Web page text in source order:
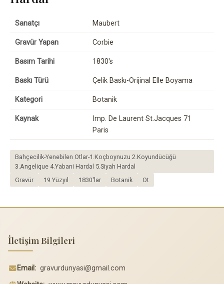
Sanatçı Maubert
Gravür Yapan Corbie
Basım Tarihi 1830's
Baskı Türü Çelik Baskı-Orijinal Elle Boyama
Kategori Botanik
Kaynak
Imp. De Laurent St.Jacques 71
Paris
Bahçecilik-Yenebilen Otlar-1.Koçboynuzu 2.Koyundücüğü
3.Angelique 4.Yabani Hardal 5.Siyah Hardal
Gravür
19 Yüzyıl 1830'lar Botanik Ot
İletişim Bilgileri
Email: gravurdunyasi@gmail.com